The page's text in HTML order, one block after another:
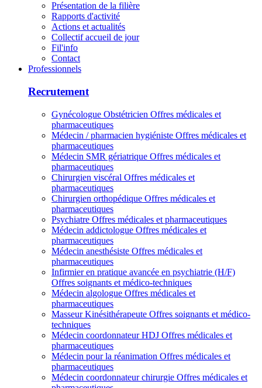
Présentation de la filière
Rapports d'activité
Actions et actualités
Collectif accueil de jour
Fil'info
Contact
Professionnels
Recrutement
Gynécologue Obstétricien Offres médicales et
pharmaceutiques
Médecin / pharmacien hygiéniste Offres médicales et
pharmaceutiques
Médecin SMR gériatrique Offres médicales et
pharmaceutiques
Chirurgien viscéral Offres médicales et
pharmaceutiques
Chirurgien orthopédique Offres médicales et
pharmaceutiques
Psychiatre Offres médicales et pharmaceutiques
Médecin addictologue Offres médicales et
pharmaceutiques
Médecin anesthésiste Offres médicales et
pharmaceutiques
Infirmier en pratique avancée en psychiatrie (H/F)
Offres soignants et médico-techniques
Médecin algologue Offres médicales et
pharmaceutiques
Masseur Kinésithérapeute Offres soignants et médico-
techniques
Médecin coordonnateur HDJ Offres médicales et
pharmaceutiques
Médecin pour la réanimation Offres médicales et
pharmaceutiques
Médecin coordonnateur chirurgie Offres médicales et